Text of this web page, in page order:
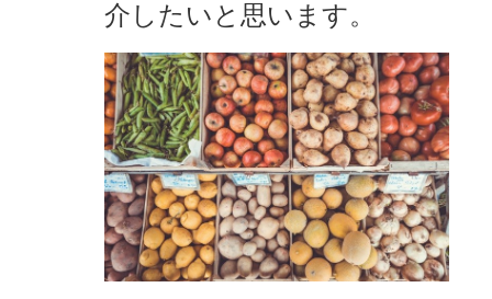
介したいと思います。